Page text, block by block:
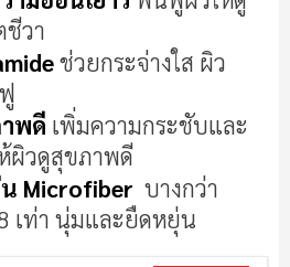
วา
ช่วยกระจ่างใส ผิว
พดี เพิ่มความกระชับและ
ผิวดูสุขภาพดี
Microfiber บางกว่า
เท่า นุ่มและยืดหยุ่น